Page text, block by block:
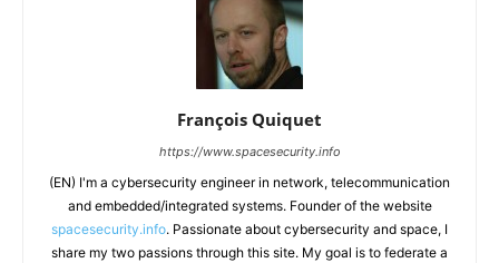
François Quiquet
https://www.spacesecurity.info
(EN) I'm a cybersecurity engineer in network, telecommunication
and embedded/integrated systems. Founder of the website
spacesecurity.info. Passionate about cybersecurity and space, I
share my two passions through this site. My goal is to federate a